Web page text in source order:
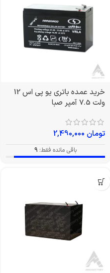
خرید عمده باتری یو پی اس 12
ولت 7.5 آمپر صبا
تومان
باقی مانده فقط: 9